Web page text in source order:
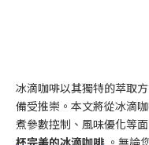
冰滴咖啡以其獨特的萃取
備受推崇。本文將從冰滴
煮參數控制、風味優化等
杯完美的冰滴咖啡 。無論